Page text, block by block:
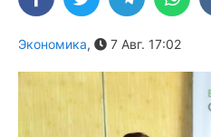
Экономика, 7 Авг. 17:02